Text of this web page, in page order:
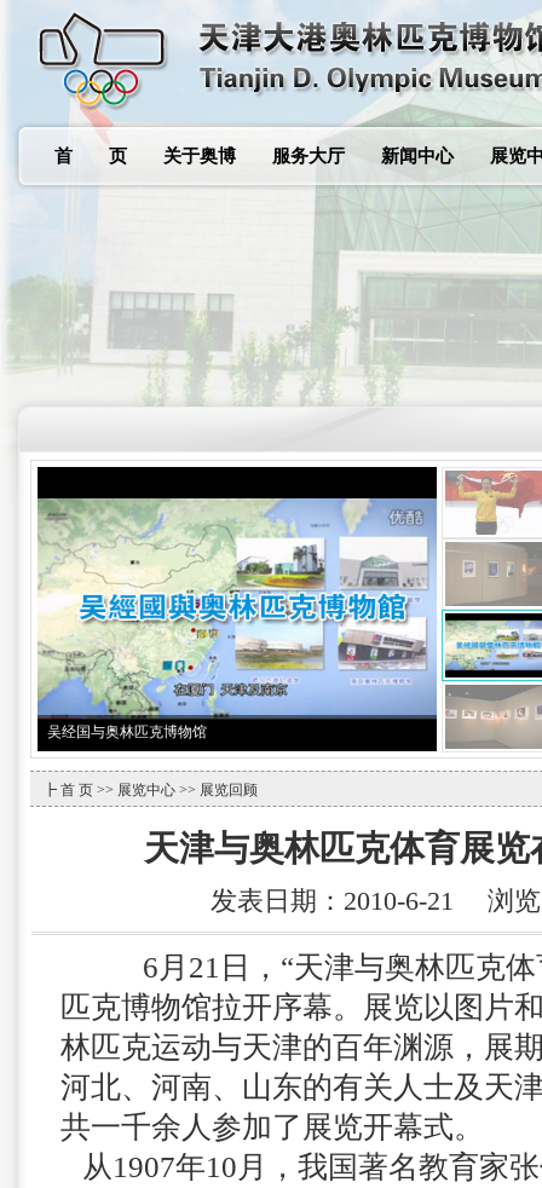
首 页 关于奥博 服务大厅 新闻中心 展览
吴经国与奥林匹克博物馆
┣ 首 页 >> 展览中心 >> 展览回顾
天津与奥林匹克体育展
发表日期：2010-6-21 浏
6月21日，“天津与奥林匹克体
匹克博物馆拉开序幕。展览以图片
林匹克运动与天津的百年渊源，展
河北、河南、山东的有关人士及天
共一千余人参加了展览开幕式。
从1907年10月，我国著名教育家